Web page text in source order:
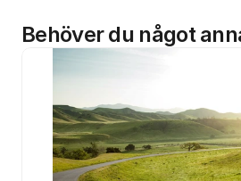
Behöver du något